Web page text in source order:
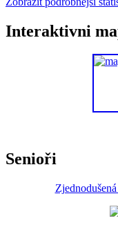
Interaktivni
Senioři